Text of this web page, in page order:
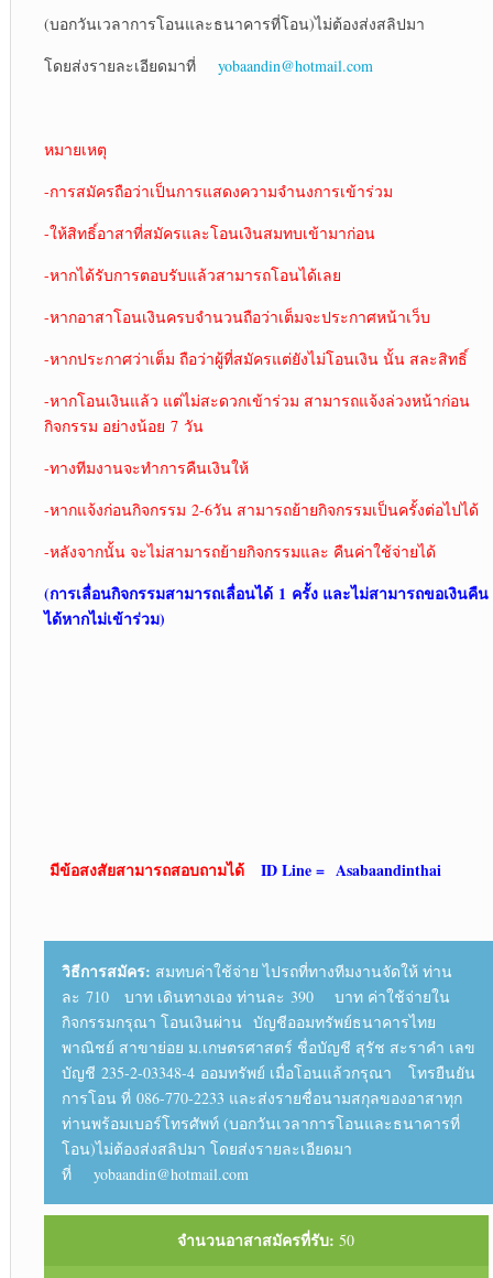
(บอกวันเวลาการโอนและธนาคารที่โอน)ไม่ต้องส่งสลิปมา
โดยส่งรายละเอียดมาที่
yobaandin@hotmail.com
หมายเหตุ
-การสมัครถือว่าเป็นการแสดงความจำนงการเข้าร่วม
-ให้สิทธิ์อาสาที่สมัครและโอนเงินสมทบเข้ามาก่อน
-หากได้รับการตอบรับแล้วสามารถโอนได้เลย
-หากอาสาโอนเงินครบจำนวนถือว่าเต็มจะประกาศหน้าเว็บ
-หากประกาศว่าเต็ม ถือว่าผู้ที่สมัครแต่ยังไม่โอนเงิน นั้น สละสิทธิ์
-หากโอนเงินแล้ว แต่ไม่สะดวกเข้าร่วม สามารถแจ้งล่วงหน้าก่อน
กิจกรรม อย่างน้อย 7 วัน
-ทางทีมงานจะทำการคืนเงินให้
-หากแจ้งก่อนกิจกรรม 2-6วัน สามารถย้ายกิจกรรมเป็นครั้งต่อไปได้
-หลังจากนั้น จะไม่สามารถย้ายกิจกรรมและ คืนค่าใช้จ่ายได้
(การเลื่อนกิจกรรมสามารถเลื่อนได้ 1 ครั้ง และไม่สามารถขอเงินคืน
ได้หากไม่เข้าร่วม)
มีข้อสงสัยสามารถสอบถามได้ ID Line = Asabaandinthai
วิธีการสมัคร: สมทบค่าใช้จ่าย ไปรถที่ทางทีมงานจัดให้ ท่าน
ละ 710 บาท เดินทางเอง ท่านละ 390 บาท ค่าใช้จ่ายใน
กิจกรรมกรุณา โอนเงินผ่าน บัญชีออมทรัพย์ธนาคารไทย
พาณิชย์ สาขาย่อย ม.เกษตรศาสตร์ ชื่อบัญชี สุรัช สะราคำ เลข
บัญชี 235-2-03348-4 ออมทรัพย์ เมื่อโอนแล้วกรุณา โทรยืนยัน
การโอน ที่ 086-770-2233 และส่งรายชื่อนามสกุลของอาสาทุก
ท่านพร้อมเบอร์โทรศัพท์ (บอกวันเวลาการโอนและธนาคารที่
โอน)ไม่ต้องส่งสลิปมา โดยส่งรายละเอียดมา
ที่ yobaandin@hotmail.com
จำนวนอาสาสมัครที่รับ: 50